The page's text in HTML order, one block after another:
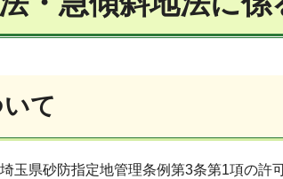
て
玉県砂防指定地管理条例第3条第1項の許